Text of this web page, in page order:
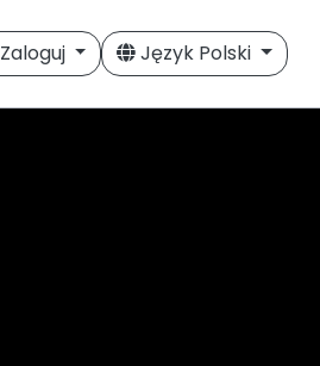
Zaloguj Język Polski